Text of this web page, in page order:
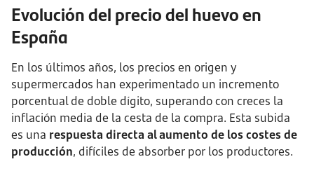
Evolución del precio del huevo en
España
En los últimos años, los precios en origen y
supermercados han experimentado un incremento
porcentual de doble dígito, superando con creces la
inflación media de la cesta de la compra. Esta subida
es una respuesta directa al aumento de los costes de
producción, difíciles de absorber por los productores.